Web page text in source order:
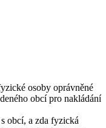
osoby oprávněné
obcí pro nakládání
obcí, a zda fyzická